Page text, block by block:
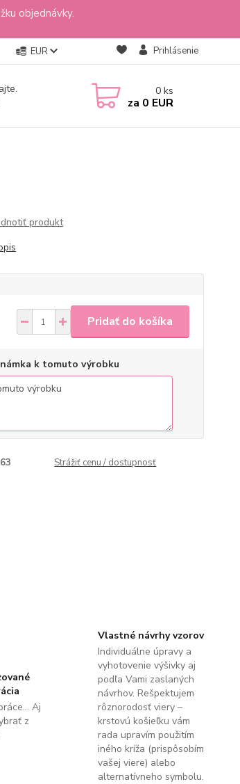
objednávky.
EUR Prihlásenie
0 ks
za 0 EUR
produkt
Pridať do košíka
k tomuto výrobku
Strážiť cenu / dostupnosť
Aj
z
Vlastné návrhy vzorov
Individuálne úpravy a
vyhotovenie výšivky aj
podľa Vami zaslaných
návrhov. Rešpektujem
rôznorodosť viery –
krstovú košieľku vám
rada upravím použitím
iného kríža (prispôsobím
vašej viere) alebo
alternatívneho symbolu.